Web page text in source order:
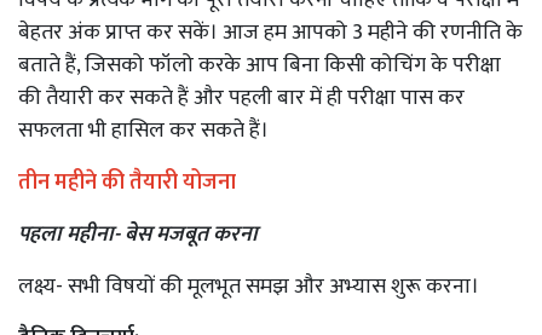
बेहतर अंक प्राप्त कर सकें। आज हम आपको 3 महीने की रणनीति के
बताते हैं, जिसको फॉलो करके आप बिना किसी कोचिंग के परीक्षा
की तैयारी कर सकते हैं और पहली बार में ही परीक्षा पास कर
सफलता भी हासिल कर सकते हैं।
तीन महीने की तैयारी योजना
पहला महीना- बेस मजबूत करना
लक्ष्य- सभी विषयों की मूलभूत समझ और अभ्यास शुरू करना।